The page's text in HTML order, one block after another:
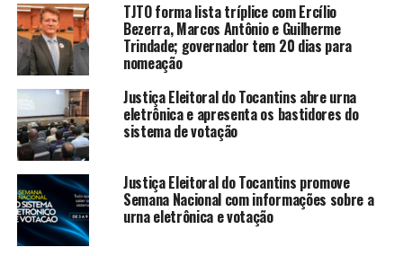
TJTO forma lista tríplice com Ercílio
Bezerra, Marcos Antônio e Guilherme
Trindade; governador tem 20 dias para
nomeação
Justiça Eleitoral do Tocantins abre urna
eletrônica e apresenta os bastidores do
sistema de votação
Justiça Eleitoral do Tocantins promove
Semana Nacional com informações sobre a
urna eletrônica e votação